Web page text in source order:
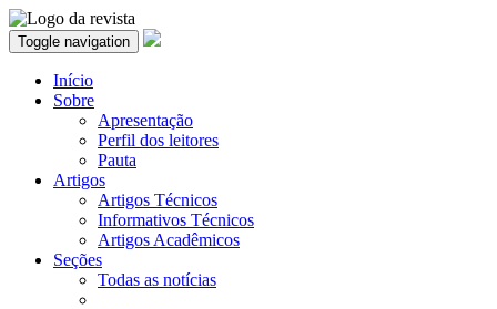
Toggle navigation
Início
Sobre
Apresentação
Perfil dos leitores
Pauta
Artigos
Artigos Técnicos
Informativos Técnicos
Artigos Acadêmicos
Seções
Todas as notícias